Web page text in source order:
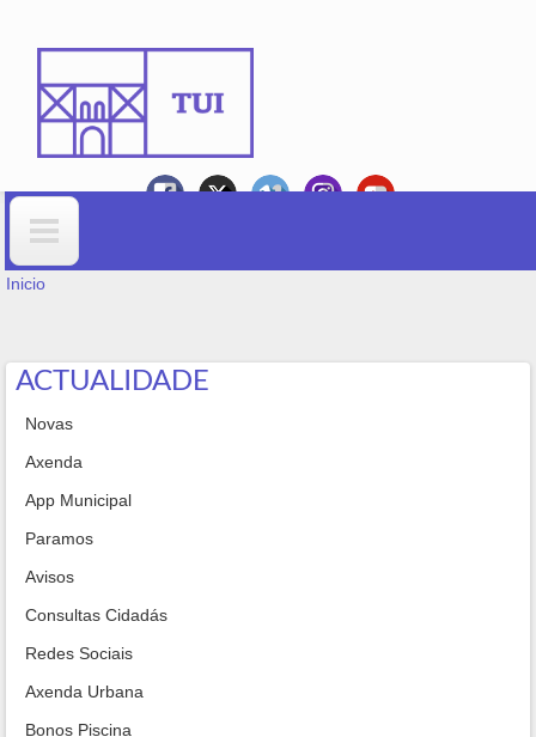
Formulario de busca
VOSTEDE ESTÁ AQUÍ
Inicio
ACTUALIDADE
Novas
Axenda
App Municipal
Paramos
Avisos
Consultas Cidadás
Redes Sociais
Axenda Urbana
Bonos Piscina